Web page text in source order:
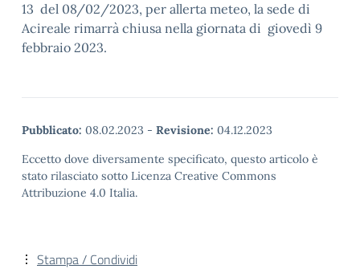
13 del 08/02/2023, per allerta meteo, la sede di
Acireale rimarrà chiusa nella giornata di giovedì 9
febbraio 2023.
Pubblicato: 08.02.2023 - Revisione: 04.12.2023
Eccetto dove diversamente specificato, questo articolo è
stato rilasciato sotto Licenza Creative Commons
Attribuzione 4.0 Italia.
Stampa / Condividi